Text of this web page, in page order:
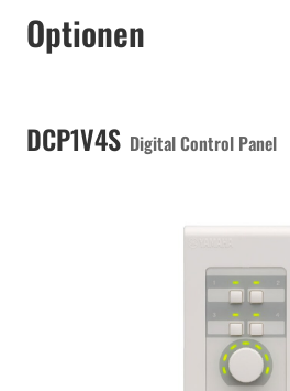
Optionen
DCP1V4S Digital Control Panel